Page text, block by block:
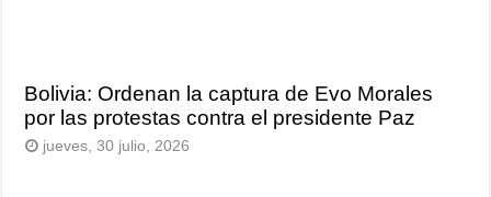
Bolivia: Ordenan la captura de Evo Morales
por las protestas contra el presidente Paz
jueves, 30 julio, 2026